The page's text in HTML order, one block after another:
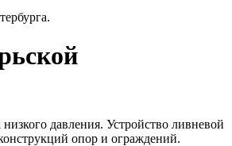
давления. Устройство ливневой
опор и ограждений.